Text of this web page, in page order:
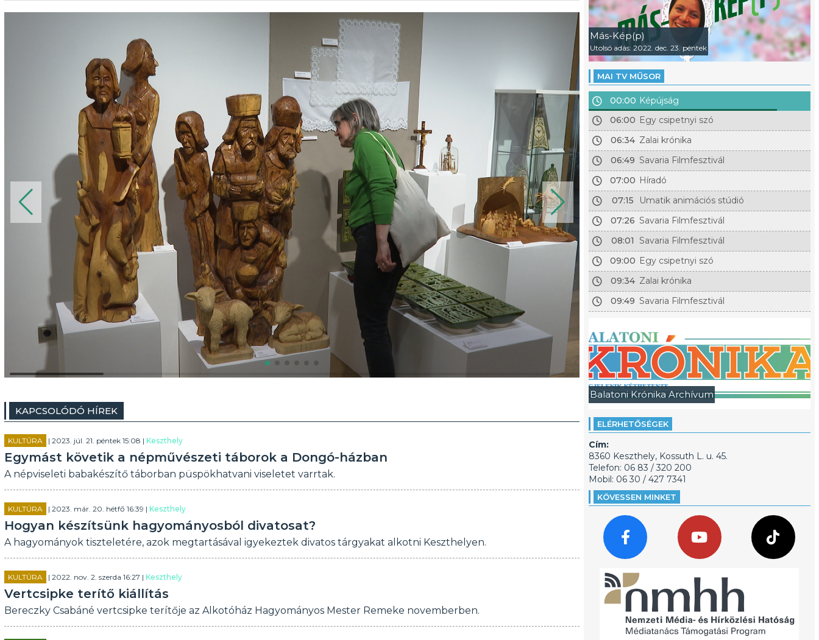
KAPCSOLÓDÓ HÍREK
KULTÚRA | 2023. júl. 21. péntek 15:08 | Keszthely
Egymást követik a népművészeti táborok a Dongó-házban
A népviseleti babakészítő táborban püspökhatvani viseletet varrtak.
KULTÚRA | 2023. már. 20. hétfő 16:39 | Keszthely
Hogyan készítsünk hagyományosból divatosat?
A hagyományok tiszteletére, azok megtartásával igyekeztek divatos tárgyakat alkotni Keszthelyen.
KULTÚRA | 2022. nov. 2. szerda 16:27 | Keszthely
Vertcsipke terítő kiállítás
Bereczky Csabáné vertcsipke terítője az Alkotóház Hagyományos Mester Remeke novemberben.
Más-Kép(p)
Utolsó adás: 2022. dec. 23. péntek
MAI TV MŰSOR
00:00 Képújság
06:00 Egy csipetnyi szó
06:34 Zalai krónika
06:49 Savaria Filmfesztivál
07:00 Híradó
07:15
Umatik animációs stúdió
07:26 Savaria Filmfesztivál
08:01
Savaria Filmfesztivál
09:00 Egy csipetnyi szó
09:34 Zalai krónika
09:49 Savaria Filmfesztivál
Balatoni Krónika Archívum
ELÉRHETŐSÉGEK
Cím:
8360 Keszthely, Kossuth L. u. 45.
Telefon: 06 83 / 320 200
Mobil: 06 30 / 427 7341
KÖVESSEN MINKET